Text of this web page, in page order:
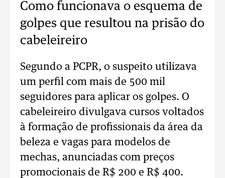
Como funcionava o esquema de
golpes que resultou na prisão do
cabeleireiro
Segundo a PCPR, o suspeito utilizava
um perfil com mais de 500 mil
seguidores para aplicar os golpes. O
cabeleireiro divulgava cursos voltados
à formação de profissionais da área da
beleza e vagas para modelos de
mechas, anunciadas com preços
promocionais de R$ 200 e R$ 400.